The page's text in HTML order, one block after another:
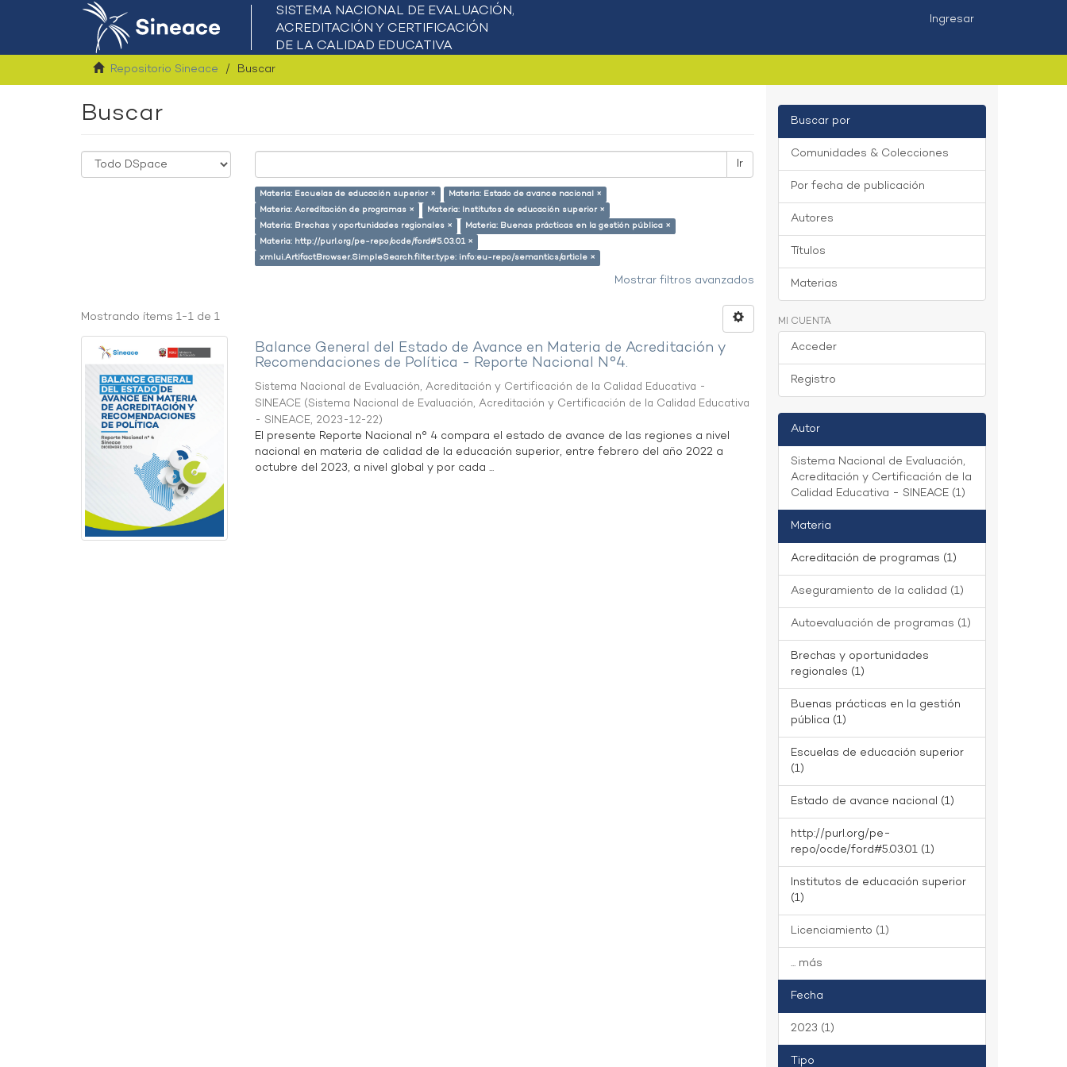
Ingresar
Repositorio Sineace Buscar
Buscar
Ir
Materia: Escuelas de educación superior ×
Materia: Estado de avance nacional ×
Materia: Acreditación de programas ×
Materia: Institutos de educación superior ×
Materia: Brechas y oportunidades regionales ×
Materia: Buenas prácticas en la gestión pública ×
Materia: http://purl.org/pe-repo/ocde/ford#5.03.01 ×
xmlui.ArtifactBrowser.SimpleSearch.filter.type: info:eu-repo/semantics/article ×
Mostrar filtros avanzados
Mostrando ítems 1-1 de 1
Balance General del Estado de Avance en Materia de Acreditación y
Recomendaciones de Política - Reporte Nacional N°4.
Sistema Nacional de Evaluación, Acreditación y Certificación de la Calidad Educativa -
SINEACE (Sistema Nacional de Evaluación, Acreditación y Certificación de la Calidad Educativa
- SINEACE, 2023-12-22)
El presente Reporte Nacional n° 4 compara el estado de avance de las regiones a nivel
nacional en materia de calidad de la educación superior, entre febrero del año 2022 a
octubre del 2023, a nivel global y por cada ...
Buscar por
Comunidades & Colecciones
Por fecha de publicación
Autores
Títulos
Materias
MI CUENTA
Acceder
Registro
Autor
Sistema Nacional de Evaluación,
Acreditación y Certificación de la
Calidad Educativa - SINEACE (1)
Materia
Acreditación de programas (1)
Aseguramiento de la calidad (1)
Autoevaluación de programas (1)
Brechas y oportunidades
regionales (1)
Buenas prácticas en la gestión
pública (1)
Escuelas de educación superior
(1)
Estado de avance nacional (1)
http://purl.org/pe-
repo/ocde/ford#5.03.01 (1)
Institutos de educación superior
(1)
Licenciamiento (1)
... más
Fecha
2023 (1)
Tipo